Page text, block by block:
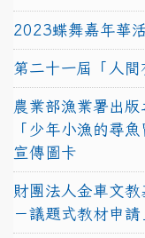
2023蝶舞嘉年華
第二十一屆「人間
農業部漁業署出
「少年小漁的尋
宣傳圖卡
財團法人金車文
－議題式教材申請